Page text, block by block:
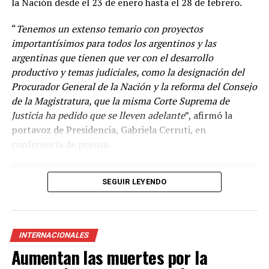
“Venimos diciendo que la circulación de las variantes ha
sido muy dinámica y desde el principio la vacuna en el
beneficioso de la vacunación en las hospitalizaciones y
las muertes”, agregó.
que se suman al Plan de Vacunación son del laboratorio
etaria superior a los 12 años; y otra del laboratorio
“Tenemos un extenso temario con proyectos
importantísimos para todos los argentinos y las
argentinas que tienen que ver con el desarrollo
productivo y temas judiciales, como la designación del
Procurador General de la Nación y la reforma del Consejo
de la Magistratura, que la misma Corte Suprema de
Justicia ha pedido que se lleven adelante”, afirmó la
portavoz de Presidencia, Gabriela Cerruti, en
conferencia de prensa.
SEGUIR LEYENDO
INTERNACIONALES
Aumentan las muertes por la